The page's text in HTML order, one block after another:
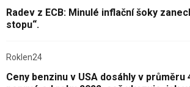
Radev z ECB: Minulé inflační šoky
stopu“.
Roklen24
Ceny benzinu v USA dosáhly v průměru